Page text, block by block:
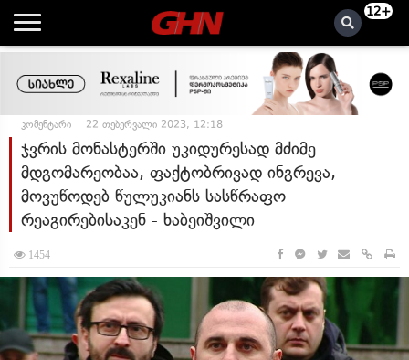
12+
კომენტარი 22 თებერვალი 2023, 12:18
ჯვრის მონასტერში უკიდურესად მძიმე
მდგომარეობაა, ფაქტობრივად ინგრევა,
მოვუწოდებ წულუკიანს სასწრაფო
რეაგირებისაკენ - ხაბეიშვილი
1454